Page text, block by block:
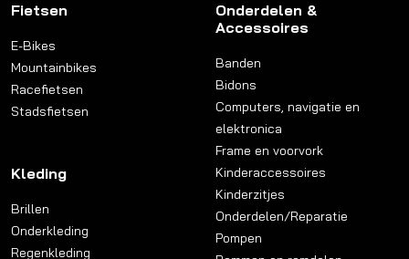
Fietsen
E-Bikes
Mountainbikes
Racefietsen
Stadsfietsen
Kleding
Brillen
Onderkleding
Regenkleding
Onderdelen &
Accessoires
Banden
Bidons
Computers, navigatie en
elektronica
Frame en voorvork
Kinderaccessoires
Kinderzitjes
Onderdelen/Reparatie
Pompen